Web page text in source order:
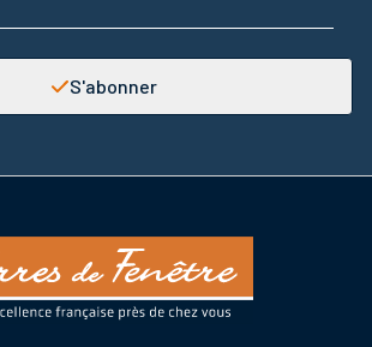
S'abonner